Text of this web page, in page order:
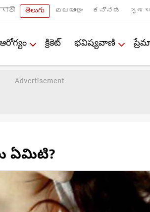
తెలుగు മലയാളം ಕನ್ನಡ
క్రికెట్ భవిష్యవాణి
ఏమిటి?